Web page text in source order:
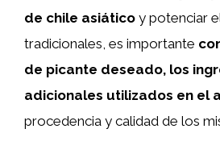
de chile asiático y potenciar
tradicionales, es importante
de picante deseado, los
adicionales utilizados en el
procedencia y calidad de los